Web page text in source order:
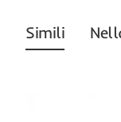
Simili